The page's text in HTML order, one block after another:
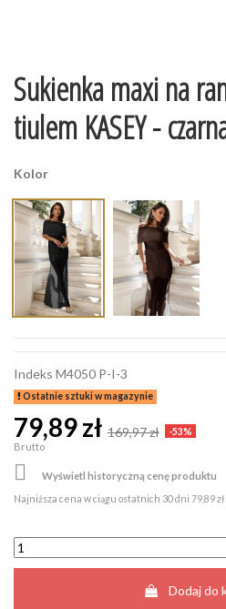
Sukienka maxi na
tiulem KASEY -
Kolor
Indeks M4050 P-I-3
Ostatnie sztuki w magazynie
79,89 zł 169,97 zł -53%
Brutto

Wyświetl historyczną cenę produktu
Najniższa cena w ciągu ostatnich 30 dni 79,89 zł
Dodaj do